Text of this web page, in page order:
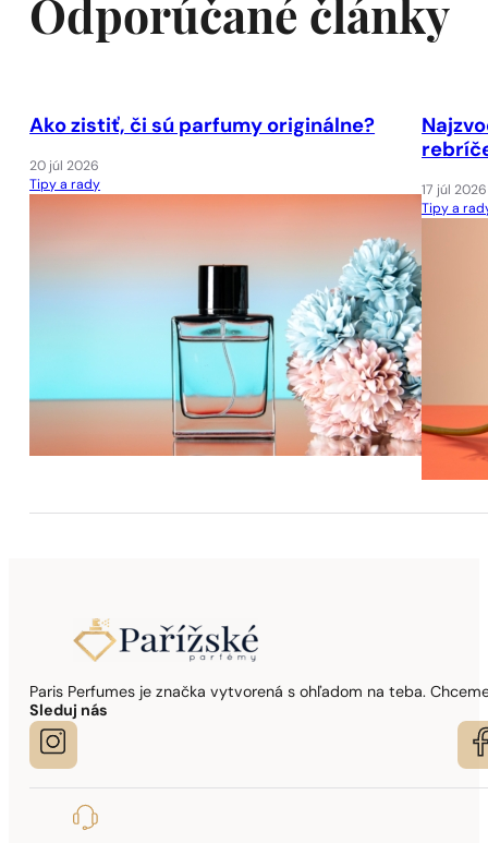
Odporúčané články
Ako zistiť, či sú parfumy originálne?
20 júl 2026
Tipy a rady
17 júl 2026
Tipy a
Paris Perfumes je značka vytvorená s ohľadom na teba.
Sleduj nás